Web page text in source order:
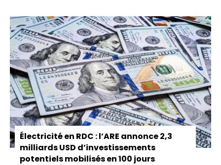
Électricité en RDC : l’ARE annonce 2,3
milliards USD d’investissements
potentiels mobilisés en 100 jours